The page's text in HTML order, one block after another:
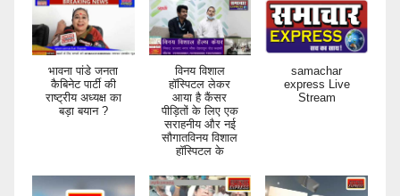
भावना पांडे जनता
कैबिनेट पार्टी की
राष्ट्रीय अध्यक्ष का
बड़ा बयान ?
विनय विशाल
हॉस्पिटल लेकर
आया है कैंसर
पीड़ितों के लिए एक
सराहनीय और नई
सौगातविनय विशाल
हॉस्पिटल के
samachar
express Live
Stream